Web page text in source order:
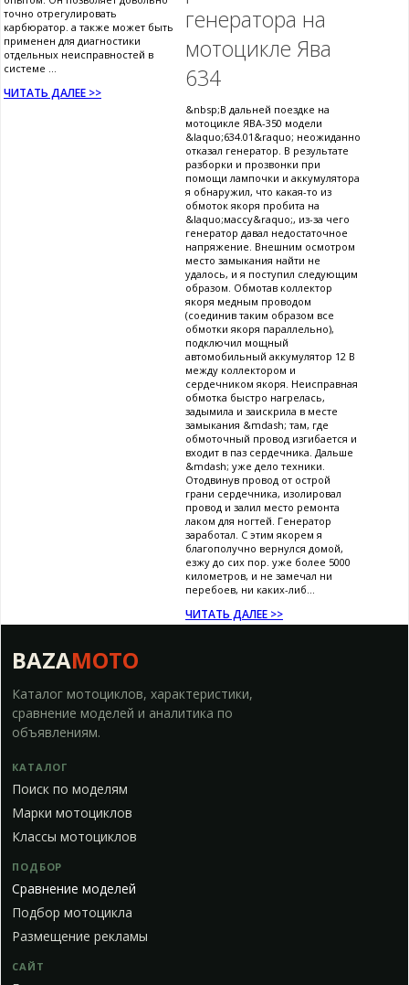
точно отрегулировать
карбюратор. а также может быть
применен для диагностики
отдельных неисправностей в
системе ...
ЧИТАТЬ ДАЛЕЕ >>
генератора на
мотоцикле Ява
634
&nbsp;В дальней поездке на
мотоцикле ЯВА-350 модели
&laquo;634.01&raquo; неожиданно
отказал генератор. В результате
разборки и прозвонки при
помощи лампочки и аккумулятора
я обнаружил, что какая-то из
обмоток якоря пробита на
&laquo;массу&raquo;, из-за чего
генератор давал недостаточное
напряжение. Внешним осмотром
место замыкания найти не
удалось, и я поступил следующим
образом. Обмотав коллектор
якоря медным проводом
(соединив таким образом все
обмотки якоря параллельно),
подключил мощный
автомобильный аккумулятор 12 В
между коллектором и
сердечником якоря. Неисправная
обмотка быстро нагрелась,
задымила и заискрила в месте
замыкания &mdash; там, где
обмоточный провод изгибается и
входит в паз сердечника. Дальше
&mdash; уже дело техники.
Отодвинув провод от острой
грани сердечника, изолировал
провод и залил место ремонта
лаком для ногтей. Генератор
заработал. С этим якорем я
благополучно вернулся домой,
езжу до сих пор. уже более 5000
километров, и не замечал ни
перебоев, ни каких-либ...
ЧИТАТЬ ДАЛЕЕ >>
BAZAMOTO
Каталог мотоциклов, характеристики,
сравнение моделей и аналитика по
объявлениям.
КАТАЛОГ
Поиск по моделям
Марки мотоциклов
Классы мотоциклов
ПОДБОР
Сравнение моделей
Подбор мотоцикла
Размещение рекламы
САЙТ